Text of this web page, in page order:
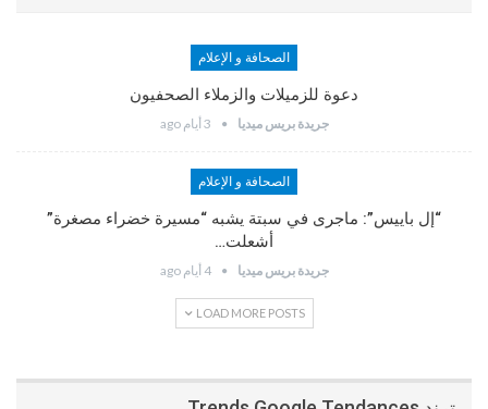
الصحافة و الإعلام
دعوة للزميلات والزملاء الصحفيون
جريدة بريس ميديا 3 أيام ago
الصحافة و الإعلام
“إل باييس”: ماجرى في سبتة يشبه “مسيرة خضراء مصغرة”
أشعلت…
جريدة بريس ميديا 4 أيام ago
LOAD MORE POSTS